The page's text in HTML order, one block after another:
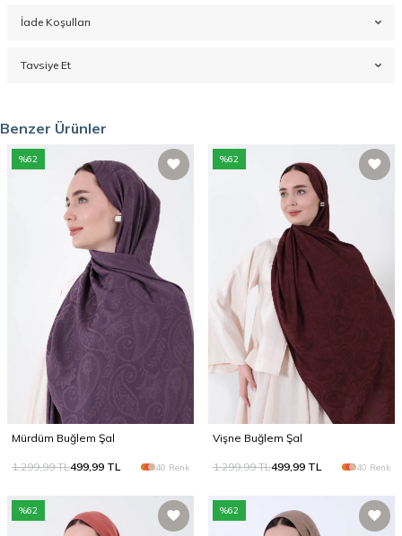
İade Koşulları
Tavsiye Et
Benzer Ürünler
%62
Mürdüm Buğlem Şal
1.299,99TL499,99 TL 40 Renk
%62
Vişne Buğlem Şal
1.299,99TL499,99 TL 40 Renk
%62 %62